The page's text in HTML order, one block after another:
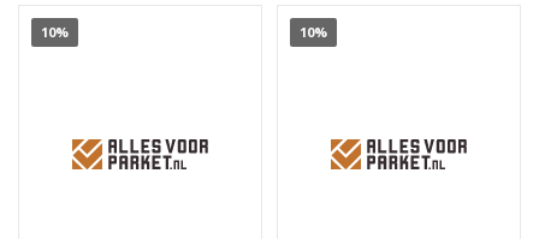
10% 10%